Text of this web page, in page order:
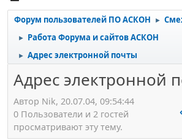
Форум пользователей ПО АСКОН ►
► Работа Форума и сайтов АСКОН
► Адрес электронной почты
Адрес электронной
Автор Nik, 20.07.04, 09:54:44
0 Пользователи и 2 гостей
просматривают эту тему.